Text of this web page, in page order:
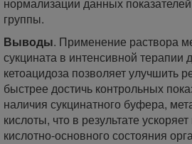
группы.
Выводы. Применение раствора
сукцината в интенсивной терапии
кетоацидоза позволяет улучшить
быстрее достичь контрольных
наличия сукцинатного буфера,
кислоты, что в результате
кислотно-основного состояния